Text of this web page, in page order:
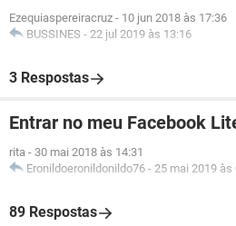
Ezequiaspereiracruz - 10 jun 2018 às 17:36
BUSSINES - 22 jul 2019 às 13:16
3 Respostas
Entrar no meu Facebook
rita - 30 mai 2018 às 14:31
Eronildoeronildonildo76 - 25 mai 2019 às
89 Respostas